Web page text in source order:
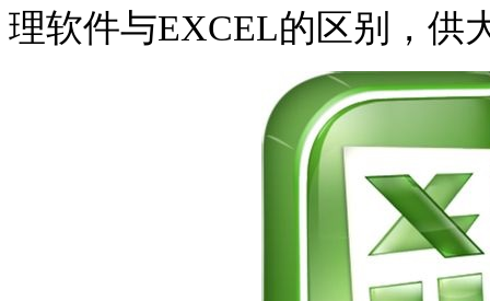
理软件与EXCEL的区别，供